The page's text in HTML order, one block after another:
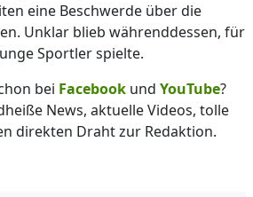
eine Beschwerde über die
Unklar blieb währenddessen, für
Sportler spielte.
bei Facebook und YouTube?
News, aktuelle Videos, tolle
direkten Draht zur Redaktion.